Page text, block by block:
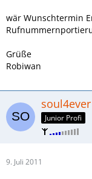
wär Wunschtermin
Grüße
Robiwan
soul4ever
Junior Profi
9. Juli 2011